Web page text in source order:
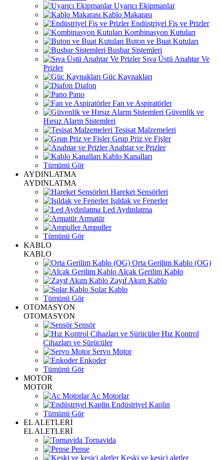
Uyarıcı Ekipmanlar
Kablo Makarası
Endüstriyel Fiş ve Prizler
Kombinasyon Kutuları
Buton ve Buat Kutuları
Busbar Sistemleri
Sıva Üstü Anahtar Ve
Prizler
Güç Kaynakları
Diafon
Pano
Fan ve Aspiratörler
Güvenlik ve
Hırsız Alarm Sistemleri
Tesisat Malzemeleri
Grup Priz ve Fişler
Anahtar ve Prizler
Kablo Kanalları
Tümünü Gör
AYDINLATMA
AYDINLATMA
Hareket Sensörleri
Işıldak ve Fenerler
Led Aydınlatma
Armatür
Ampuller
Tümünü Gör
KABLO
KABLO
Orta Gerilim Kablo (OG)
Alçak Gerilim Kablo
Zayıf Akım Kablo
Solar Kablo
Tümünü Gör
OTOMASYON
OTOMASYON
Sensör
Hız Kontrol
Cihazları ve Sürücüler
Servo Motor
Enkoder
Tümünü Gör
MOTOR
MOTOR
Ac Motorlar
Endüstriyel Kaplin
Tümünü Gör
EL ALETLERİ
EL ALETLERİ
Tornavida
Pense
Keski ve kesici aletler